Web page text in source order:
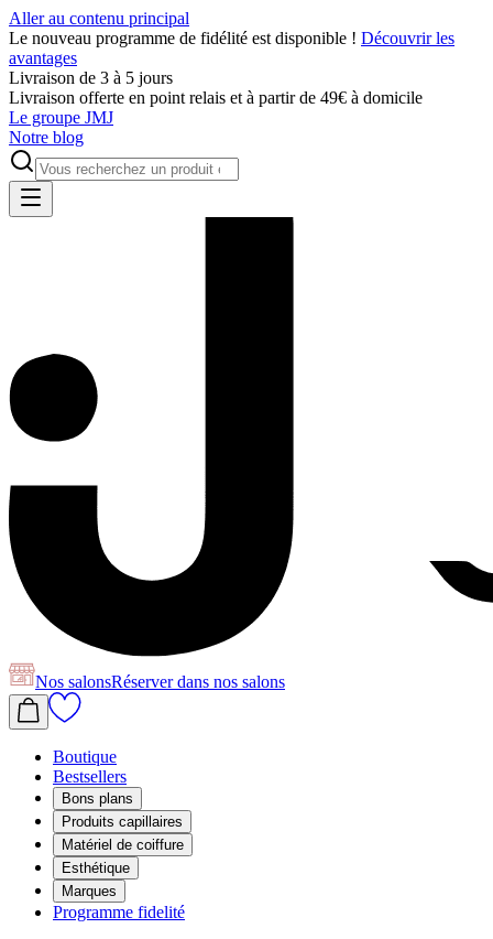
Aller au contenu principal
Le nouveau programme de fidélité est disponible ! Découvrir les
avantages
Livraison de 3 à 5 jours
Livraison offerte en point relais et à partir de 49€ à domicile
Le groupe JMJ
Notre blog
Nos salonsRéserverdans nos salons
Boutique
Bestsellers
Bons plans
Produits capillaires
Matériel de coiffure
Esthétique
Marques
Programme fidelité